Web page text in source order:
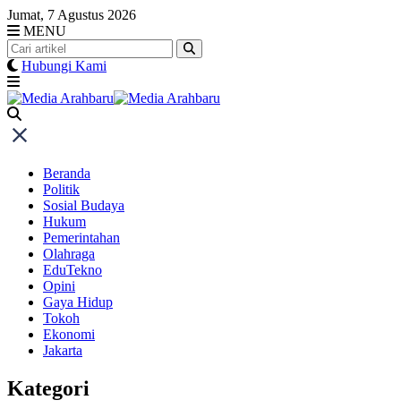
Skip
to
content
Jumat, 7 Agustus 2026
MENU
Hubungi Kami
Beranda
Politik
Sosial Budaya
Hukum
Pemerintahan
Olahraga
EduTekno
Opini
Gaya Hidup
Tokoh
Ekonomi
Jakarta
Kategori